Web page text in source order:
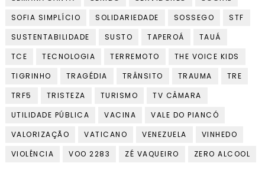
SOFIA SIMPLÍCIO
SOLIDARIEDADE SOSSEGO
STF
SUSTENTABILIDADE
SUSTO TAPEROÁ
TAUÁ
TCE
TECNOLOGIA TERREMOTO
THE VOICE KIDS
TIGRINHO
TRAGÉDIA TRÂNSITO TRAUMA
TRE
TRF5
TRISTEZA TURISMO
TV CÂMARA
UTILIDADE PÚBLICA
VACINA
VALE DO PIANCÓ
VALORIZAÇÃO
VATICANO VENEZUELA
VINHEDO
VIOLÊNCIA
VOO 2283 ZÉ VAQUEIRO ZERO ALCOOL